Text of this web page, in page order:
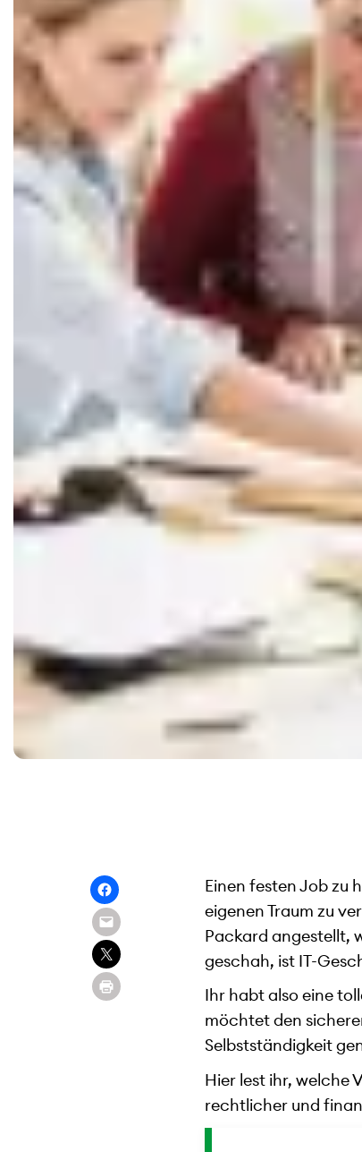
Einen festen Job zu
eigenen Traum zu
Packard angestellt,
geschah, ist IT-
Ihr habt also eine
möchtet den
Selbstständigkeit
Hier lest ihr, welche
rechtlicher und